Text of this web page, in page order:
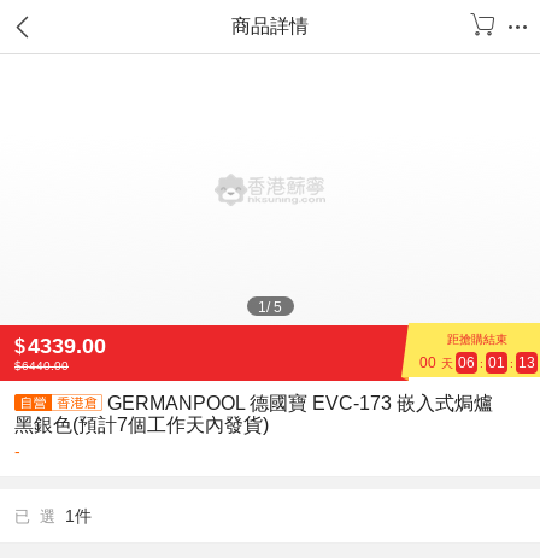
商品詳情
1/5
$4339.00 距搶購結束
00 天 06 : 01 : 12
$6440.00
GERMANPOOL 德國寶 EVC-173 嵌入式焗爐
黑銀色(預計7個工作天內發貨)
-
已 選 1件